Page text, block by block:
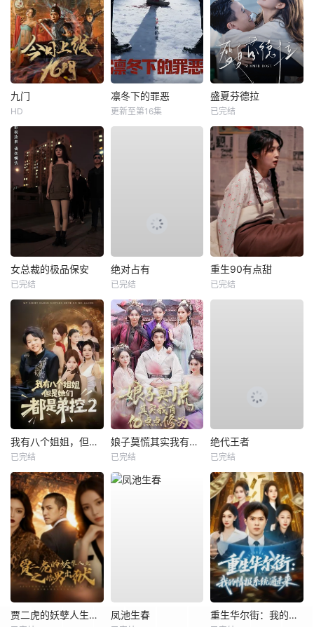
九门
HD
凛冬下的罪恶
更新至第16集
盛夏芬德拉
已完结
女总裁的极品保安
已完结
绝对占有
已完结
重生90有点甜
已完结
我有八个姐姐，但是他们都是弟控2
已完结
娘子莫慌其实我有亿点点修为
已完结
绝代王者
已完结
贾二虎的妖孽人生之皓男出狱 凤池生春 重生华尔街：我的情报系统通未来